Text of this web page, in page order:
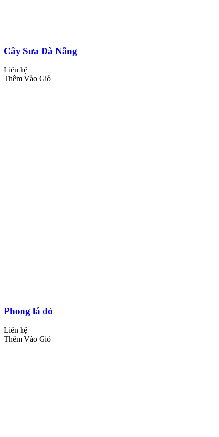
Cây Sưa Đà Nẵng
Liên hệ
Thêm Vào Giỏ
Phong lá đỏ
Liên hệ
Thêm Vào Giỏ